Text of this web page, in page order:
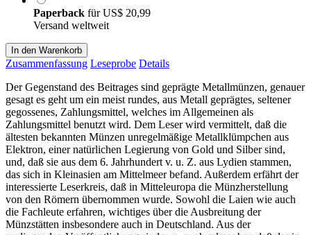
Paperback fürUS$ 20,99
Versand weltweit
In den Warenkorb
Zusammenfassung Leseprobe Details
Der Gegenstand des Beitrages sind geprägte Metallmünzen, genauer
gesagt es geht um ein meist rundes, aus Metall geprägtes, seltener
gegossenes, Zahlungsmittel, welches im Allgemeinen als
Zahlungsmittel benutzt wird. Dem Leser wird vermittelt, daß die
ältesten bekannten Münzen unregelmäßige Metallklümpchen aus
Elektron, einer natürlichen Legierung von Gold und Silber sind,
und, daß sie aus dem 6. Jahrhundert v. u. Z. aus Lydien stammen,
das sich in Kleinasien am Mittelmeer befand. Außerdem erfährt der
interessierte Leserkreis, daß in Mitteleuropa die Münzherstellung
von den Römern übernommen wurde. Sowohl die Laien wie auch
die Fachleute erfahren, wichtiges über die Ausbreitung der
Münzstätten insbesondere auch in Deutschland. Aus der